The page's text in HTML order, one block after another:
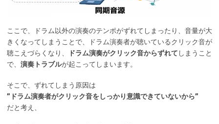
ここで、ドラム以外の演奏のテンポがずれてしまったり、音量が大
きくなってしまうことで、ドラム演奏者が聴いているクリック音が
聴こえづらくなり、
ドラム演奏がクリック音からずれて しまうこと
で、 演奏トラブルが起こってしまいます。
そこで、ずれてしまう原因は
”ドラム演奏者がクリック音をしっかり意識できていないから”
だと考え、